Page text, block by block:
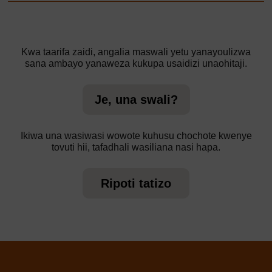
Kwa taarifa zaidi, angalia maswali yetu yanayoulizwa
sana ambayo yanaweza kukupa usaidizi unaohitaji.
Je, una swali?
Ikiwa una wasiwasi wowote kuhusu chochote kwenye
tovuti hii, tafadhali wasiliana nasi hapa.
Ripoti tatizo